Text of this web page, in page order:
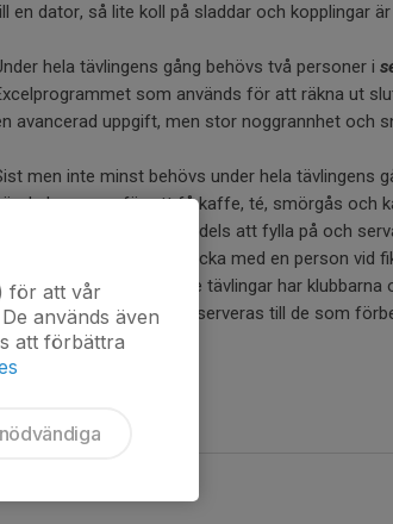
en dator, så lite koll på sladdar och kopplingar
hela tävlingens gång behövs två personer i
som används för att räkna ut
avancerad uppgift, men stor noggrannhet och
men inte minst behövs under hela tävlingens
de har paus, för att få kaffe, té, smörgås och
förbereda så att allt finns, dels att fylla på och
man ska stå! Det brukar räcka med en person
att vara flera. På längre tävlingar har
planeras, dukas fram och serveras till de som
för att vår
används även
att förbättra